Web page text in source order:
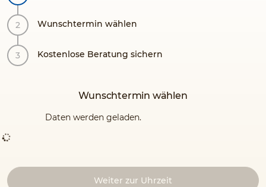
Wunschtermin wählen
Kostenlose Beratung sichern
Wunschtermin wählen
Daten werden geladen.
Weiter zur Uhrzeit